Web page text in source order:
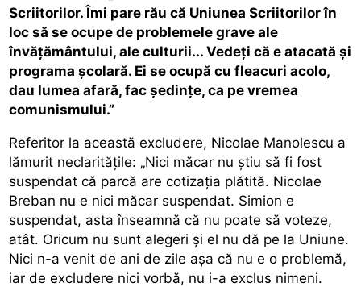
Scriitorilor. Îmi pare rău că Uniunea Scriitorilor în
loc să se ocupe de problemele grave ale
învăţământului, ale culturii... Vedeţi că e atacată şi
programa şcolară. Ei se ocupă cu fleacuri acolo,
dau lumea afară, fac şedinţe, ca pe vremea
comunismului.”
Referitor la această excludere, Nicolae Manolescu a
lămurit neclarităţile: „Nici măcar nu ştiu să fi fost
suspendat că parcă are cotizaţia plătită. Nicolae
Breban nu e nici măcar suspendat. Simion e
suspendat, asta înseamnă că nu poate să voteze,
atât. Oricum nu sunt alegeri şi el nu dă pe la Uniune.
Nici n-a venit de ani de zile aşa că nu e o problemă,
iar de excludere nici vorbă, nu i-a exclus nimeni.